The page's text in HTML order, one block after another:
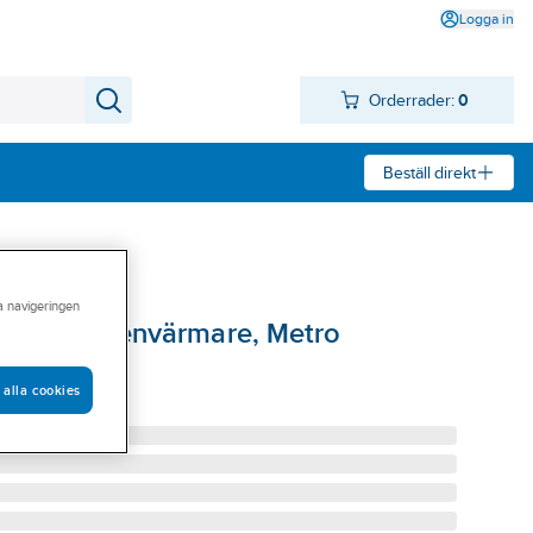
Logga in
Orderrader: 0
Beställ direkt
Elvattenvärmare, Metro
L-500MM
navigeringen
alla cookies